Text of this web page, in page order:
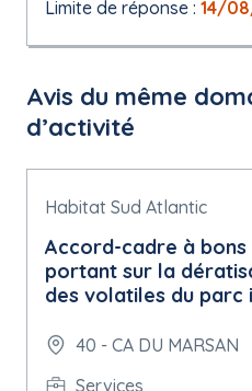
Limite de réponse : 14/
Avis du même
d’activité
Habitat Sud Atlantic
Accord-cadre à bons
portant sur la
des volatiles du parc
40 - CA DU MARSAN
Services